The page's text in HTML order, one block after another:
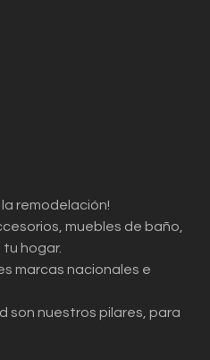
remodelación!
muebles de baño,
hogar.
marcas nacionales e
son nuestros pilares, para